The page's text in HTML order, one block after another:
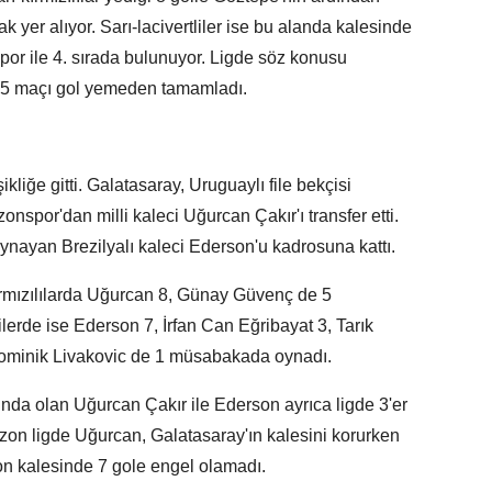
yer alıyor. Sarı-lacivertliler ise bu alanda kalesinde
ile 4. sırada bulunuyor. Ligde söz konusu
gol yemeden tamamladı.
gitti. Galatasaray, Uruguaylı file bekçisi
milli kaleci Uğurcan Çakır'ı transfer etti.
Brezilyalı kaleci Ederson'u kadrosuna kattı.
Uğurcan 8, Günay Güvenç de 5
ise Ederson 7, İrfan Can Eğribayat 3, Tarık
Livakovic de 1 müsabakada oynadı.
olan Uğurcan Çakır ile Ederson ayrıca ligde 3'er
ligde Uğurcan, Galatasaray'ın kalesini korurken
kalesinde 7 gole engel olamadı.